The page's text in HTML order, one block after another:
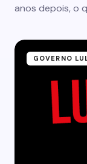
anos depois, o
GOVERNO